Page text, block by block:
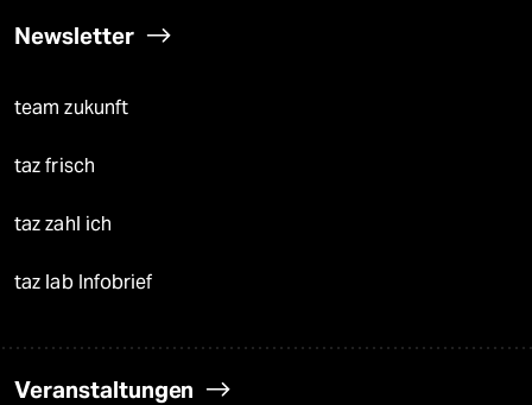
Newsletter
team zukunft
taz frisch
taz zahl ich
taz lab Infobrief
Veranstaltungen